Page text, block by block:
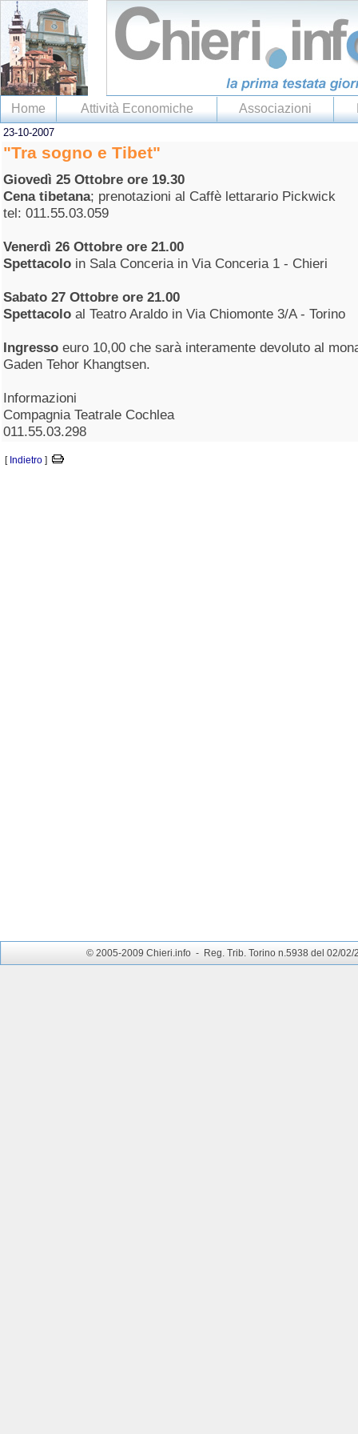
Home Attività Economiche Associazioni
23-10-2007
"Tra sogno e Tibet"
Giovedì 25 Ottobre ore 19.30
Cena tibetana; prenotazioni al Caffè lettarario Pickwick
tel: 011.55.03.059
Venerdì 26 Ottobre ore 21.00
Spettacolo in Sala Conceria in Via Conceria 1 - Chieri
Sabato 27 Ottobre ore 21.00
Spettacolo al Teatro Araldo in Via Chiomonte 3/A - Torino
Ingresso euro 10,00 che sarà interamente devoluto al
Gaden Tehor Khangtsen.
Informazioni
Compagnia Teatrale Cochlea
011.55.03.298
[ Indietro ]
© 2005-2009 Chieri.info - Reg. Trib. Torino n.5938 del 02/02/